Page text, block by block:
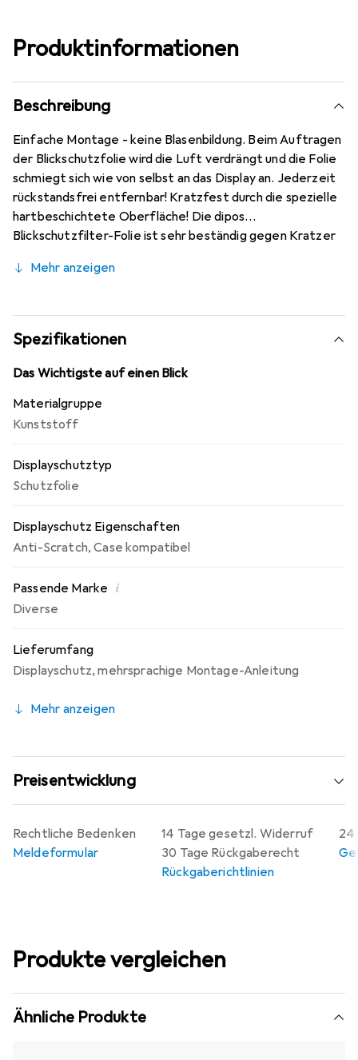
Produktinformationen
Beschreibung
Einfache Montage - keine Blasenbildung. Beim Auftragen
der Blickschutzfolie wird die Luft verdrängt und die Folie
schmiegt sich wie von selbst an das Display an. Jederzeit
rückstandsfrei entfernbar! Kratzfest durch die spezielle
hartbeschichtete Oberfläche! Die dipos
Blickschutzfilter-Folie ist sehr beständig gegen Kratzer
Qualität gewährleistet durch den Einsatz von
Blickschutzfolie kompatibel mit 31 mm Durchmesser Uhr -
Made in Germany - Konstruktion, Zuschnitt und
Konfektionierung in Deutschland. 4-Wege Sichtschutz -
integrierter Blickschutzfilter schützt sowohl im Hoch- als
Mehr anzeigen
Spezifikationen
Das Wichtigste auf einen Blick
Materialgruppe
Kunststoff
Displayschutztyp
Schutzfolie
Displayschutz Eigenschaften
Anti-Scratch,Case kompatibel
Passende Marke i
Diverse
Lieferumfang
Displayschutz,mehrsprachige Montage-Anleitung
Mehr anzeigen
Preisentwicklung
14 Tage gesetzl. Widerruf
30 Tage Rückgaberecht
Rückgaberichtlinien
24
Rechtliche Bedenken
Meldeformular
Produkte vergleichen
Ähnliche Produkte